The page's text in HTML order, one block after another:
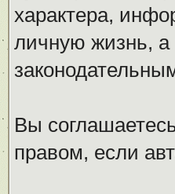
характера,
личную жизнь,
Вы
правом, если